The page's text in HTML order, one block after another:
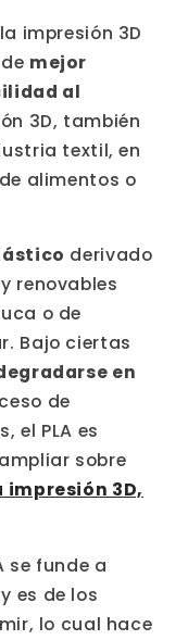
impresión 3D
mejor
al
3D, también
textil, en
alimentos o
derivado
renovables
o de
Bajo ciertas
en
de
el PLA es
sobre
impresión 3D,
se funde a
es de los
lo cual hace